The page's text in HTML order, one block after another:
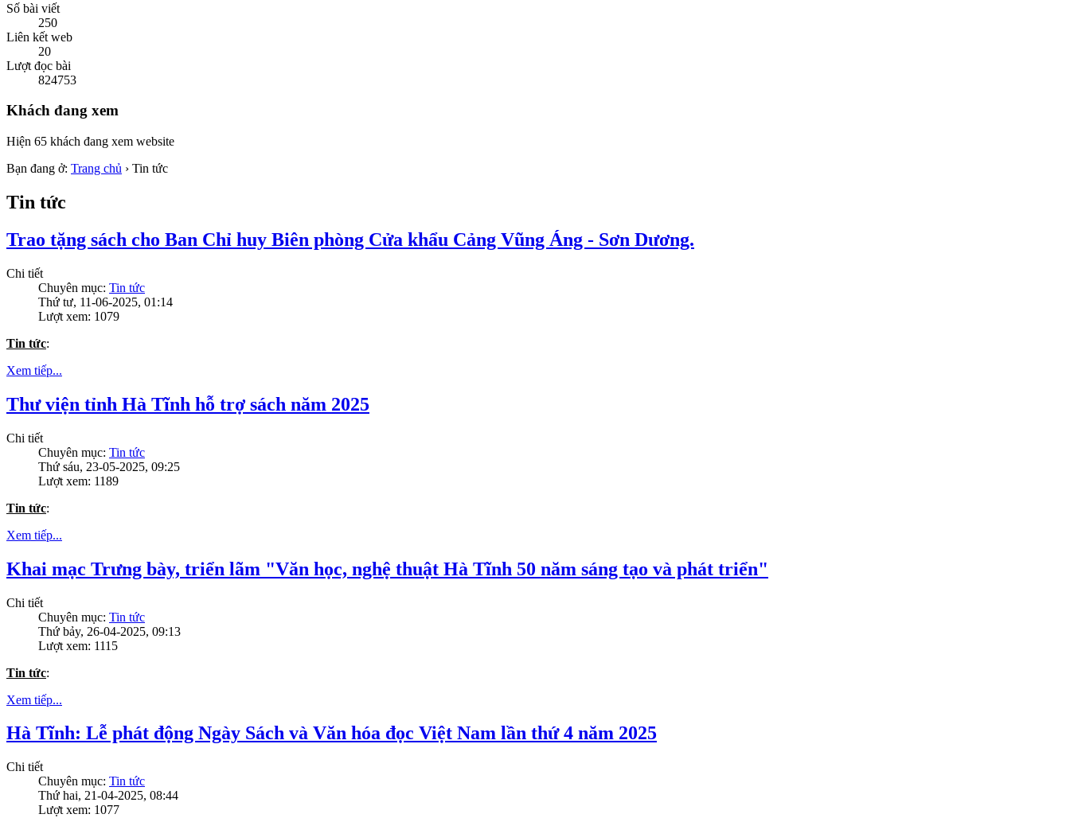
Số bài viết
250
Liên kết web
20
Lượt đọc bài
824753
Khách đang xem
Hiện 65 khách đang xem website
Bạn đang ở: Trang chủ › Tin tức
Tin tức
Trao tặng sách cho Ban Chỉ huy Biên phòng Cửa khẩu Cảng Vũng Áng - Sơn Dương.
Chi tiết
Chuyên mục: Tin tức
Thứ tư, 11-06-2025, 01:14
Lượt xem: 1079
Tin tức:
Xem tiếp...
Thư viện tỉnh Hà Tĩnh hỗ trợ sách năm 2025
Chi tiết
Chuyên mục: Tin tức
Thứ sáu, 23-05-2025, 09:25
Lượt xem: 1189
Tin tức:
Xem tiếp...
Khai mạc Trưng bày, triển lãm "Văn học, nghệ thuật Hà Tĩnh 50 năm sáng tạo và phát triển"
Chi tiết
Chuyên mục: Tin tức
Thứ bảy, 26-04-2025, 09:13
Lượt xem: 1115
Tin tức:
Xem tiếp...
Hà Tĩnh: Lễ phát động Ngày Sách và Văn hóa đọc Việt Nam lần thứ 4 năm 2025
Chi tiết
Chuyên mục: Tin tức
Thứ hai, 21-04-2025, 08:44
Lượt xem: 1077